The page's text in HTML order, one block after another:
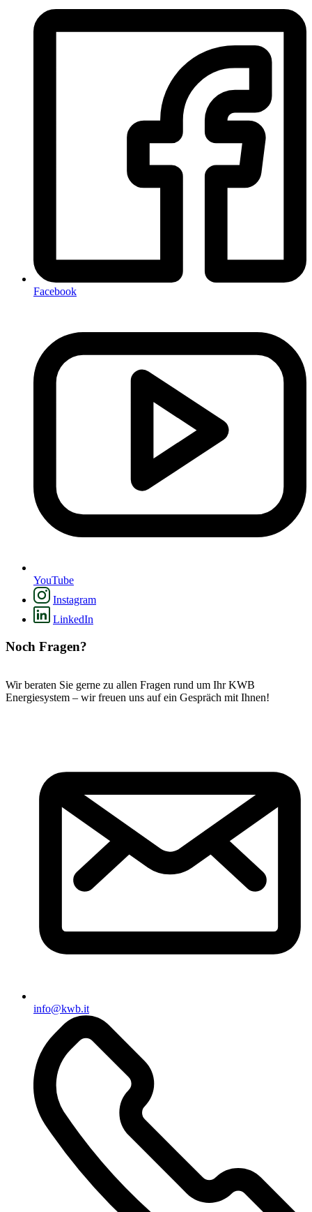
Facebook
YouTube
Instagram
LinkedIn
Noch Fragen?
Wir beraten Sie gerne zu allen Fragen rund um Ihr KWB
Energiesystem – wir freuen uns auf ein Gespräch mit Ihnen!
info@kwb.it